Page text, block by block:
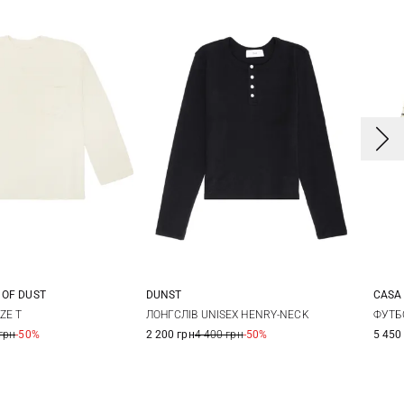
OF DUST
T
-50%
S M L
DUNST
ЛОНГСЛІВ UNISEX HENRY-NECK
2 200 грн4 400 грн-50%
2
CASA
5 450